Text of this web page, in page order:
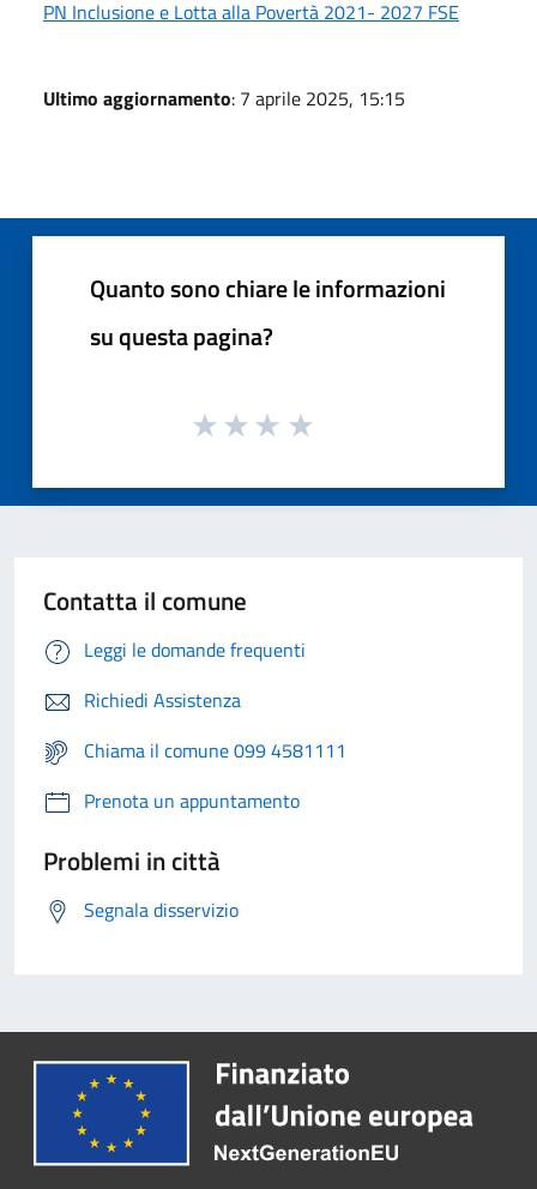
PN Inclusione e Lotta alla Povertà 2021- 2027 FSE
Ultimo aggiornamento: 7 aprile 2025, 15:15
Quanto sono chiare le informazioni
su questa pagina?
Contatta il comune
Leggi le domande frequenti
Richiedi Assistenza
Chiama il comune 099 4581111
Prenota un appuntamento
Problemi in città
Segnala disservizio